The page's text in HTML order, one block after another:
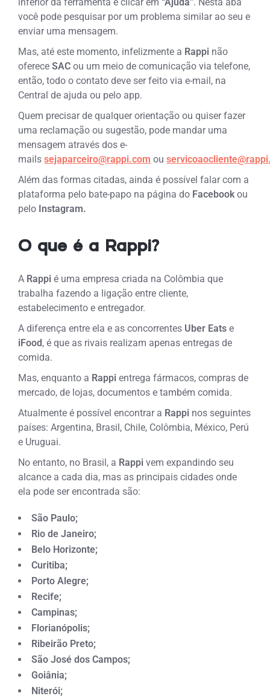
você pode pesquisar por um problema similar ao seu e
enviar uma mensagem.
Mas, até este momento, infelizmente a Rappi não
ofereceSAC ou um meio de comunicação via telefone,
então, todo o contato deve ser feito via e-mail, na
Central de ajuda ou pelo app.
Quem precisar de qualquer orientação ou quiser fazer
uma reclamação ou sugestão, pode mandar uma
mensagem através dos e-
mailssejaparceiro@rappi.com ou
Além das formas citadas, ainda é possível falar com a
plataforma pelo bate-papo na página do Facebook ou
pelo Instagram.
O que é a Rappi?
A Rappi é uma empresa criada na Colômbia que
trabalha fazendo a ligação entre cliente,
estabelecimento e entregador.
A diferença entre ela e as concorrentes Uber Eats e
iFood, é que as rivais realizam apenas entregas de
comida.
Mas, enquanto a Rappi entrega fármacos, compras de
mercado, de lojas, documentos e também comida.
Atualmente é possível encontrar a Rappi nos seguintes
países: Argentina, Brasil, Chile, Colômbia, México, Perú
e Uruguai.
No entanto, no Brasil, a Rappi vem expandindo seu
alcance a cada dia, mas as principais cidades onde
ela pode ser encontrada são:
São Paulo;
Rio de Janeiro;
Belo Horizonte;
Curitiba;
Porto Alegre;
Recife;
Campinas;
Florianópolis;
Ribeirão Preto;
São José dos Campos;
Goiânia;
Niterói;